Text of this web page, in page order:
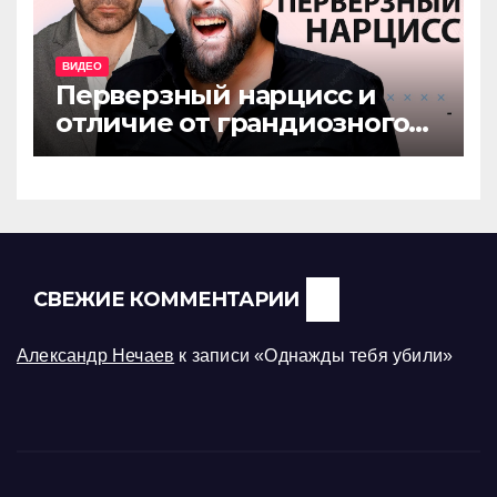
ВИДЕО
Перверзный нарцисс и
отличие от грандиозного
нарцисса
СВЕЖИЕ КОММЕНТАРИИ
Александр Нечаев к записи«Однажды тебя убили»